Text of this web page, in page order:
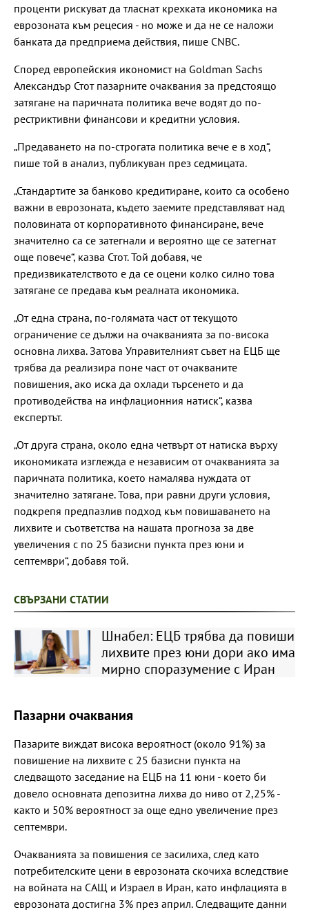
проценти рискуват да тласнат крехката икономика на
еврозоната към рецесия - но може и да не се наложи
банката да предприема действия, пише CNBC.
Според европейския икономист на Goldman Sachs
Александър Стот пазарните очаквания за предстоящо
затягане на паричната политика вече водят до по-
рестриктивни финансови и кредитни условия.
„Предаването на по-строгата политика вече е в ход“,
пише той в анализ, публикуван през седмицата.
„Стандартите за банково кредитиране, които са особено
важни в еврозоната, където заемите представляват над
половината от корпоративното финансиране, вече
значително са се затегнали и вероятно ще се затегнат
още повече“, казва Стот. Той добавя, че
предизвикателството е да се оцени колко силно това
затягане се предава към реалната икономика.
„От една страна, по-голямата част от текущото
ограничение се дължи на очакванията за по-висока
основна лихва. Затова Управителният съвет на ЕЦБ ще
трябва да реализира поне част от очакваните
повишения, ако иска да охлади търсенето и да
противодейства на инфлационния натиск“, казва
експертът.
„От друга страна, около една четвърт от натиска върху
икономиката изглежда е независим от очакванията за
паричната политика, което намалява нуждата от
значително затягане. Това, при равни други условия,
подкрепя предпазлив подход към повишаването на
лихвите и съответства на нашата прогноза за две
увеличения с по 25 базисни пункта през юни и
септември“, добавя той.
СВЪРЗАНИ СТАТИИ
Шнабел: ЕЦБ трябва да повиши
лихвите през юни дори ако има
мирно споразумение с Иран
Пазарни очаквания
Пазарите виждат висока вероятност (около 91%) за
повишение на лихвите с 25 базисни пункта на
следващото заседание на ЕЦБ на 11 юни - което би
довело основната депозитна лихва до ниво от 2,25% -
както и 50% вероятност за още едно увеличение през
септември.
Очакванията за повишения се засилиха, след като
потребителските цени в еврозоната скочиха вследствие
на войната на САЩ и Израел в Иран, като инфлацията в
еврозоната достигна 3% през април. Следващите данни